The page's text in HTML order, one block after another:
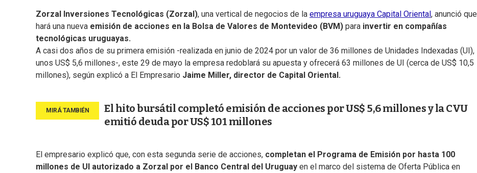
Zorzal Inversiones Tecnológicas (Zorzal), una vertical de negocios de la empresa uruguaya Capital Oriental , anunció que
hará una nueva emisión de acciones en la Bolsa de Valores de Montevideo (BVM) para invertir en compañías
tecnológicas uruguayas.
A casi dos años de su primera emisión -realizada en junio de 2024 por un valor de 36 millones de Unidades Indexadas (UI),
unos US$ 5,6 millones-, este 29 de mayo la empresa redoblará su apuesta y ofrecerá 63 millones de UI (cerca de US$ 10,5
millones), según explicó a El Empresario Jaime Miller, director de Capital Oriental.
El hito bursátil completó emisión de acciones por US$ 5,6 millones y la CVU
emitió deuda por US$ 101 millones
El empresario explicó que, con esta segunda serie de acciones, completan el Programa de Emisión por hasta 100
millones de UI autorizado a Zorzal por el Banco Central del Uruguay en el marco del sistema de Oferta Pública en